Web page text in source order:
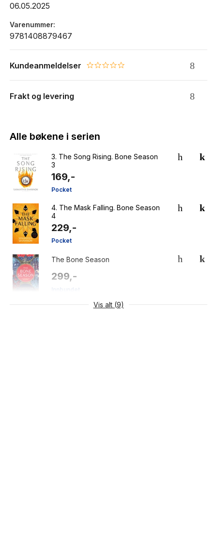
06.05.2025
Varenummer
9781408879467
Kundeanmeldelser 0.0 star rating
Frakt og levering
Alle bøkene i serien
3. The Song Rising. Bone Season
3
169,-
Pocket
4. The Mask Falling. Bone Season
4
229,-
Pocket
The Bone Season
299,-
Innbundet
Vis alt (9)